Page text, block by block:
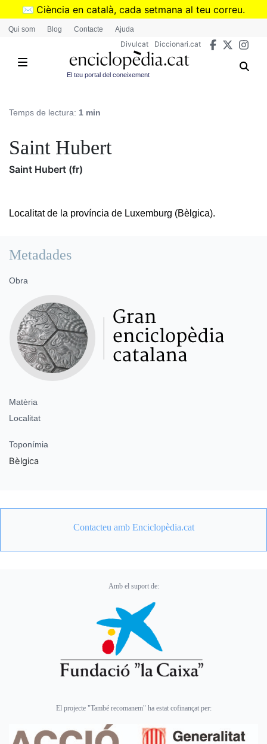
Vés
✉️ Ciència en català, cada setmana al teu correu.
➜Subscriu-te al butlletí de Divulcat
Qui som Blog Contacte Ajuda
Divulcat Diccionari.cat
El teu portal del coneixement
Temps de lectura: 1 min
Saint Hubert
Saint Hubert (fr)
Localitat de la província de Luxemburg (Bèlgica).
Metadades
Obra
Matèria
Localitat
Toponímia
Bèlgica
Contacteu amb Enciclopèdia.cat
Amb el suport de:
El projecte "També recomanem" ha estat cofinançat per: